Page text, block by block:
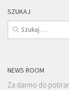
SZUKAJ
Szukaj:
NEWS ROOM
Za darmo do